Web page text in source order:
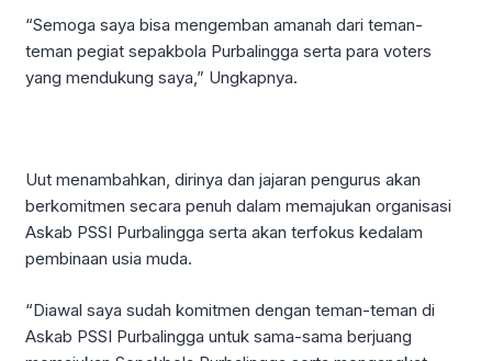
“Semoga saya bisa mengemban amanah dari teman-
teman pegiat sepakbola Purbalingga serta para voters
yang mendukung saya,” Ungkapnya.
Uut menambahkan, dirinya dan jajaran pengurus akan
berkomitmen secara penuh dalam memajukan organisasi
Askab PSSI Purbalingga serta akan terfokus kedalam
pembinaan usia muda.
“Diawal saya sudah komitmen dengan teman-teman di
Askab PSSI Purbalingga untuk sama-sama berjuang